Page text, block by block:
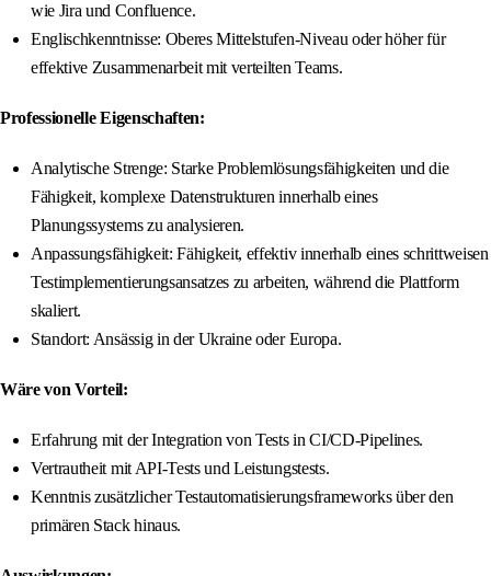
wie Jira und Confluence.
Englischkenntnisse: Oberes Mittelstufen-Niveau oder höher für
effektive Zusammenarbeit mit verteilten Teams.
Professionelle Eigenschaften:
Analytische Strenge: Starke Problemlösungsfähigkeiten und die
Fähigkeit, komplexe Datenstrukturen innerhalb eines
Planungssystems zu analysieren.
Anpassungsfähigkeit: Fähigkeit, effektiv innerhalb eines schrittweisen
Testimplementierungsansatzes zu arbeiten, während die Plattform
skaliert.
Standort: Ansässig in der Ukraine oder Europa.
Wäre von Vorteil:
Erfahrung mit der Integration von Tests in CI/CD-Pipelines.
Vertrautheit mit API-Tests und Leistungstests.
Kenntnis zusätzlicher Testautomatisierungsframeworks über den
primären Stack hinaus.